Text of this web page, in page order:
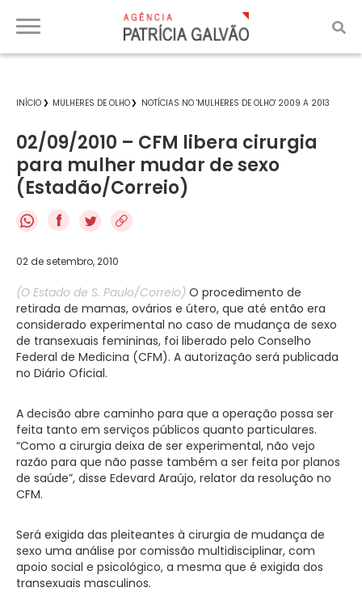
INÍCIO MULHERES DE OLHO NOTÍCIAS NO 'MULHERES DE OLHO' 2009 A 2013
02/09/2010 – CFM libera cirurgia
para mulher mudar de sexo
(Estadão/Correio)
f
02 de setembro, 2010
(O Estado de S. Paulo/Correio) O procedimento de
retirada de mamas, ovários e útero, que até então era
considerado experimental no caso de mudança de sexo
de transexuais femininas, foi liberado pelo Conselho
Federal de Medicina (CFM). A autorização será publicada
no Diário Oficial.
A decisão abre caminho para que a operação possa ser
feita tanto em serviços públicos quanto particulares.
“Como a cirurgia deixa de ser experimental, não vejo
razão para que não passe também a ser feita por planos
de saúde”, disse Edevard Araújo, relator da resolução no
CFM.
Será exigida das pleiteantes à cirurgia de mudança de
sexo uma análise por comissão multidisciplinar, com
apoio social e psicológico, a mesma que é exigida dos
transexuais masculinos.